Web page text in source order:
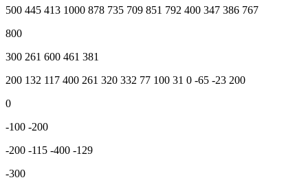
500 445 413 1000 878 735 709 851 792 400 347 386 767
800
300 261 600 461 381
200 132 117 400 261 320 332 77 100 31 0 -65 -23 200
0
-100 -200
-200 -115 -400 -129
-300